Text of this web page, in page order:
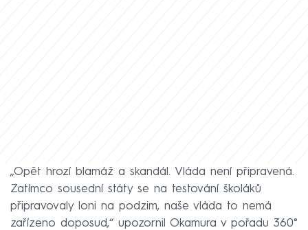
„Opět hrozí blamáž a skandál. Vláda není připravená.
Zatímco sousední státy se na testování školáků
připravovaly loni na podzim, naše vláda to nemá
zařízeno doposud,“ upozornil Okamura v pořadu 360°